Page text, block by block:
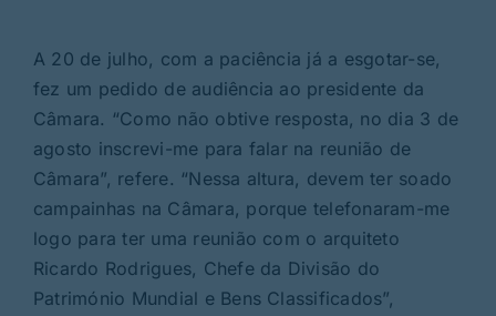
A 20 de julho, com a paciência já a esgotar-se,
fez um pedido de audiência ao presidente da
Câmara. “Como não obtive resposta, no dia 3 de
agosto inscrevi-me para falar na reunião de
Câmara”, refere. “Nessa altura, devem ter soado
campainhas na Câmara, porque telefonaram-me
logo para ter uma reunião com o arquiteto
Ricardo Rodrigues, Chefe da Divisão do
Património Mundial e Bens Classificados”,